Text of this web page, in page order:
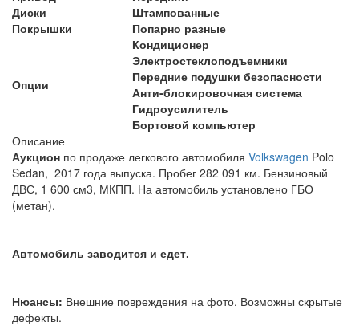
Диски
Штампованные
Покрышки
Попарно разные
Опции
Кондиционер
Электростеклоподъемники
Передние подушки безопасности
Анти-блокировочная система
Гидроусилитель
Бортовой компьютер
Описание
Аукцион по продаже легкового автомобиля Volkswagen Polo
Sedan, 2017 года выпуска. Пробег 282 091 км. Бензиновый
ДВС, 1 600 см3, МКПП. На автомобиль установлено ГБО
(метан).
Автомобиль заводится и едет.
Нюансы: Внешние повреждения на фото. Возможны скрытые
дефекты.